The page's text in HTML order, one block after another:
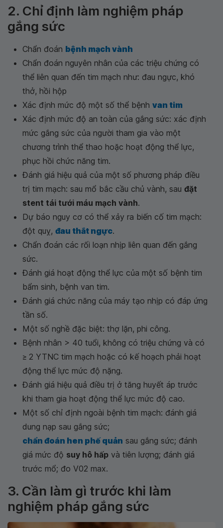
2. Chỉ định làm nghiệm pháp
gắng sức
Chẩn đoán bệnh mạch vành
Chẩn đoán nguyên nhân của các triệu chứng có
thể liên quan đến tim mạch như: đau ngực, khó
thở, hồi hộp
Xác định mức độ một số thể bệnh van tim
Xác định mức độ an toàn của gắng sức: xác định
mức gắng sức của người tham gia vào một
chương trình thể thao hoặc hoạt động thể lực,
phục hồi chức năng tim.
Đánh giá hiệu quả của một số phương pháp điều
trị tim mạch: sau mổ bắc cầu chủ vành, sau đặt
stent tái tưới máu mạch vành.
Dự báo nguy cơ có thể xảy ra biến cố tim mạch:
đột quỵ, đau thắt ngực.
Chẩn đoán các rối loạn nhịp liên quan đến gắng
sức.
Đánh giá hoạt động thể lực của một số bệnh tim
bẩm sinh, bệnh van tim.
Đánh giá chức năng của máy tạo nhịp có đáp ứng
tần số.
Một số nghề đặc biệt: thợ lặn, phi công.
Bệnh nhân > 40 tuổi, không có triệu chứng và có
≥ 2 YTNC tim mạch hoặc có kế hoạch phải hoạt
động thể lực mức độ nặng.
Đánh giá hiệu quả điều trị ở tăng huyết áp trước
khi tham gia hoạt động thể lực mức độ cao.
Một số chỉ định ngoài bệnh tim mạch: đánh giá
dung nạp sau gắng sức;
chẩn đoán hen phế quản sau gắng sức; đánh
giá mức độ suy hô hấp và tiên lượng; đánh giá
trước mổ; đo V02 max.
3. Cần làm gì trước khi làm
nghiệm pháp gắng sức